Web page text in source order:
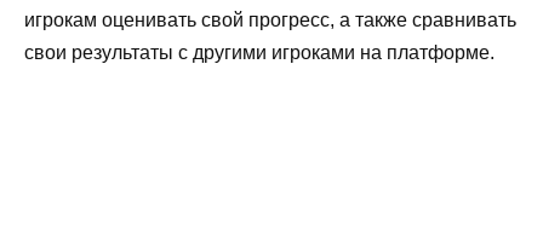
игрокам оценивать свой прогресс, а также сравнивать
свои результаты с другими игроками на платформе.